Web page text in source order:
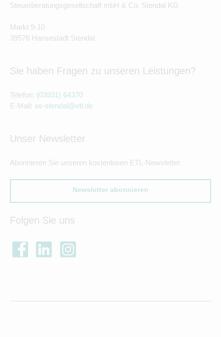
Steuerberatungsgesellschaft mbH & Co. Stendal KG
Markt 9-10
39576 Hansestadt Stendal
Sie haben Fragen zu unseren Leistungen?
Telefon: (03931) 64370
E-Mail: as-stendal@etl.de
Unser Newsletter
Abonnieren Sie unseren kostenlosen ETL-Newsletter.
Newsletter abonnieren
Folgen Sie uns